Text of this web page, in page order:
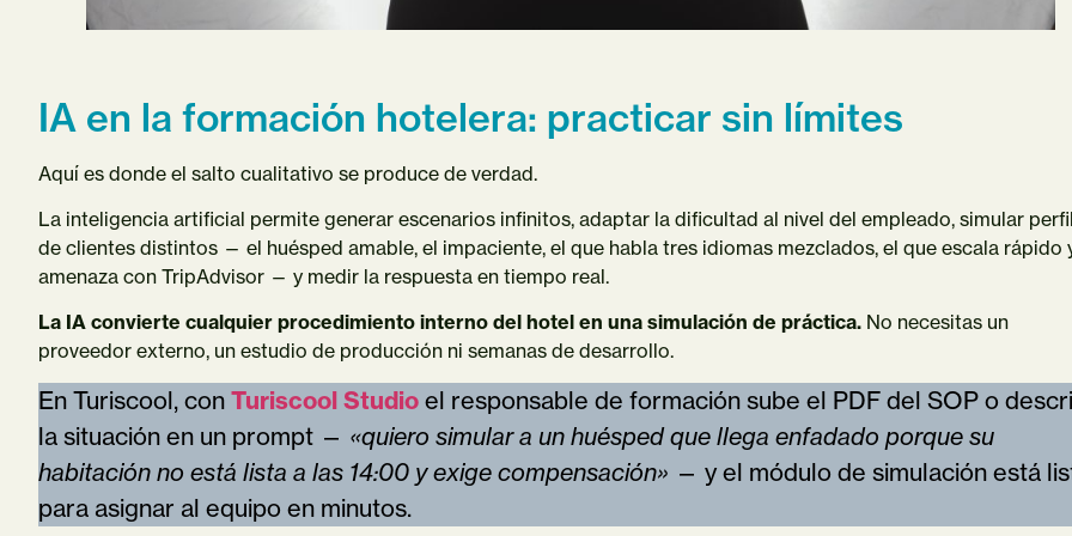
IA en la formación hotelera: practicar sin límites
Aquí es donde el salto cualitativo se produce de verdad.
La inteligencia artificial permite generar escenarios infinitos, adaptar la dificultad al nivel del empleado, simular
de clientes distintos — el huésped amable, el impaciente, el que habla tres idiomas mezclados, el que escala rápido
amenaza con TripAdvisor — y medir la respuesta en tiempo real.
La IA convierte cualquier procedimiento interno del hotel en una simulación de práctica. No necesitas un
proveedor externo, un estudio de producción ni semanas de desarrollo.
En Turiscool, con Turiscool Studio el responsable de formación sube el PDF del SOP o
la situación en un prompt — «quiero simular a un huésped que llega enfadado porque su
habitación no está lista a las 14:00 y exige compensación» — y el módulo de simulación está
para asignar al equipo en minutos.